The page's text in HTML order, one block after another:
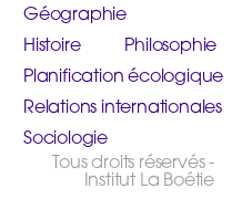
Géographie
Histoire
Philosophie
Planification écologique
Relations internationales
Sociologie
Tous droits réservés -
Institut La Boétie